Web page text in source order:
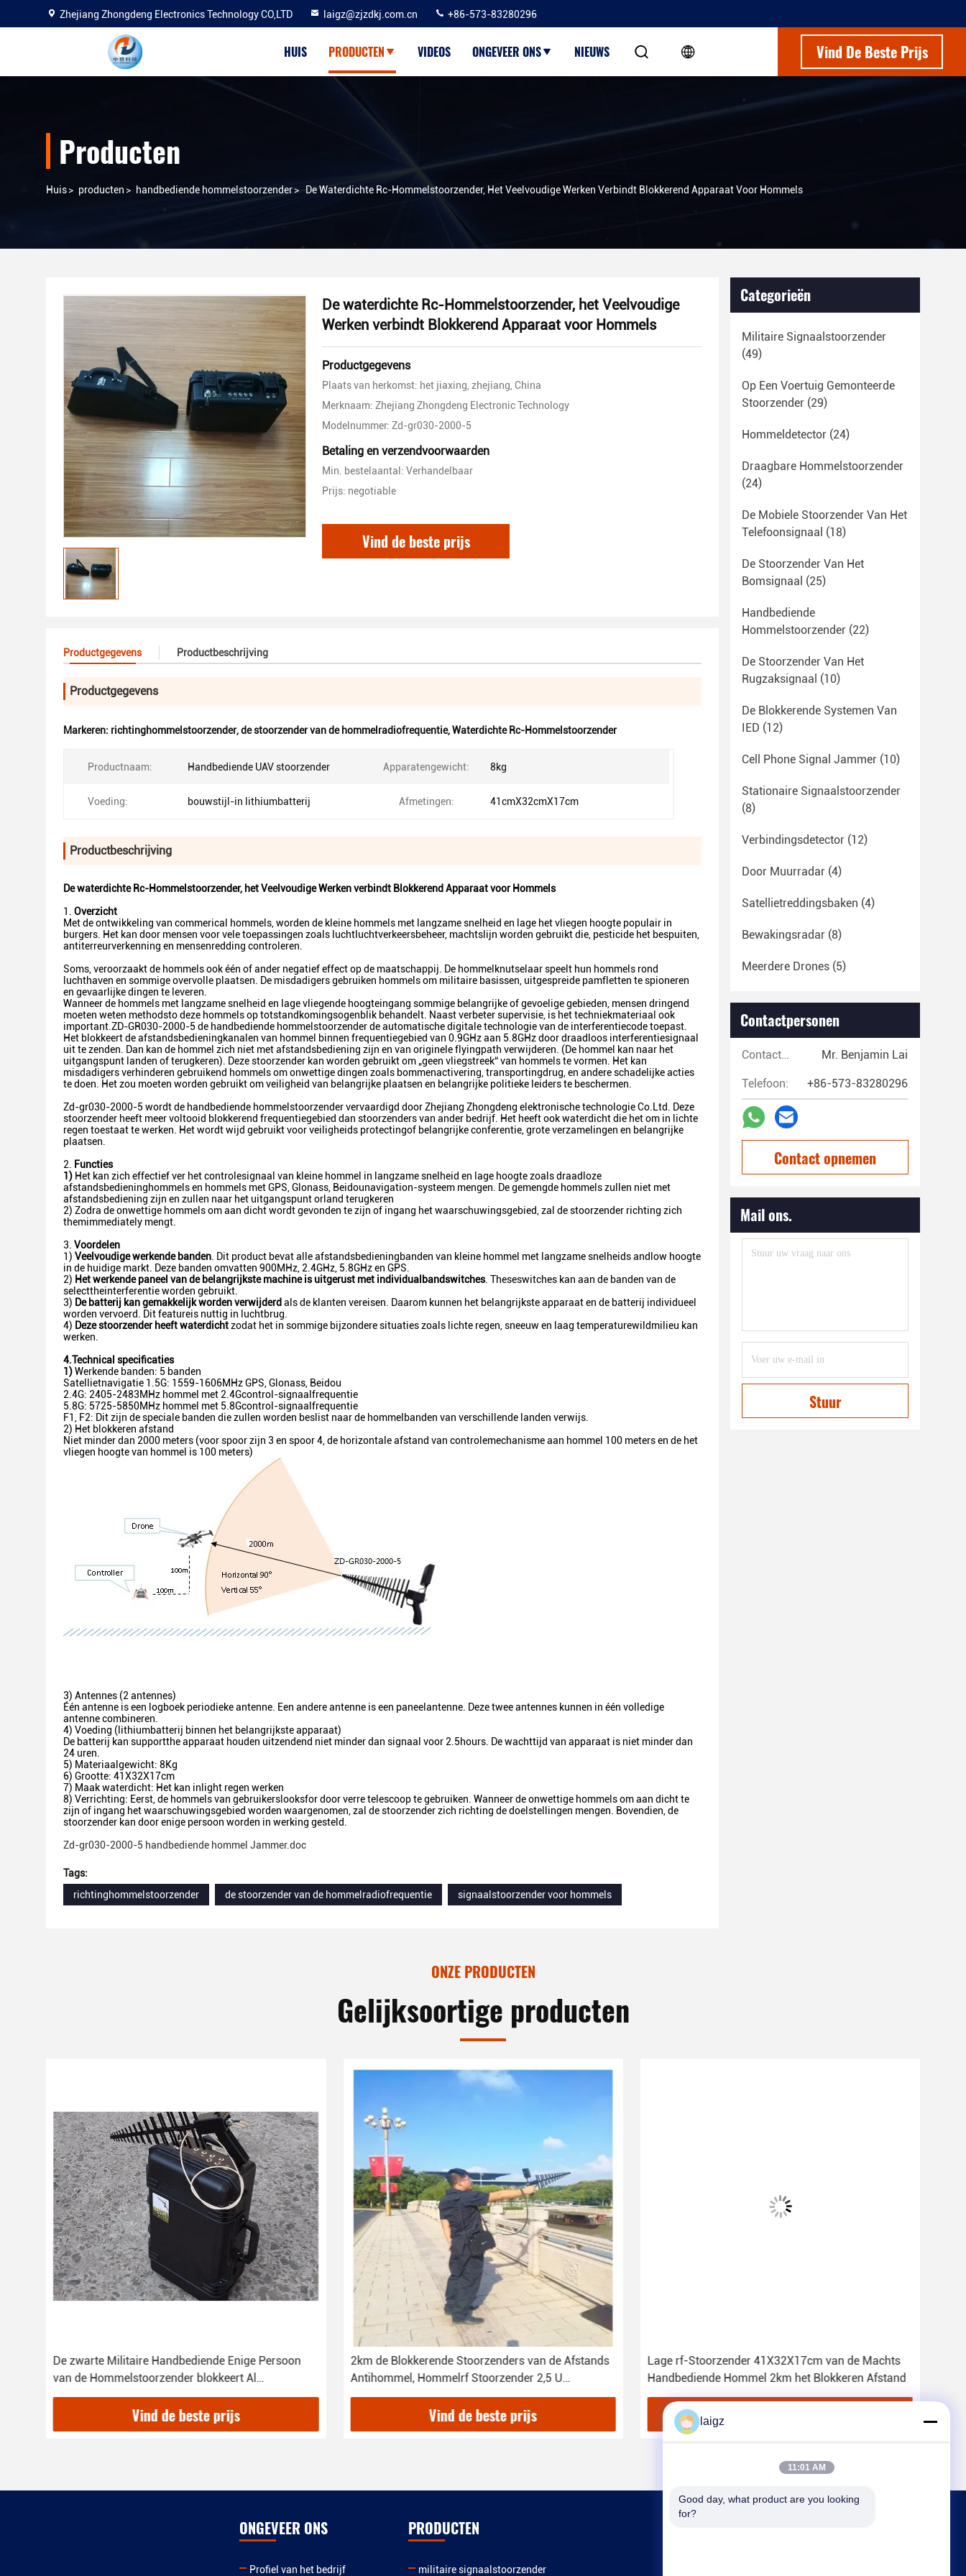
Zhejiang Zhongdeng Electronics Technology CO,LTD laigz@zjzdkj.com.cn +86-573-83280296
HUIS PRODUCTEN VIDEOS ONGEVEER ONS NIEUWS Vind De Beste Prijs
Producten
Huis> producten > handbediende hommelstoorzender> De Waterdichte Rc-Hommelstoorzender, Het Veelvoudige Werken Verbindt Blokkerend Apparaat Voor Hommels
De waterdichte Rc-Hommelstoorzender, het Veelvoudige
Werken verbindt Blokkerend Apparaat voor Hommels
Productgegevens
Plaats van herkomst: het jiaxing, zhejiang, China
Merknaam: Zhejiang Zhongdeng Electronic Technology
Modelnummer: Zd-gr030-2000-5
Betaling en verzendvoorwaarden
Min. bestelaantal: Verhandelbaar
Prijs: negotiable
Vind de beste prijs
Productgegevens Productbeschrijving
Productgegevens
Markeren: richtinghommelstoorzender,de stoorzender van de hommelradiofrequentie,Waterdichte Rc-Hommelstoorzender
Productnaam: Handbediende UAV stoorzender Apparatengewicht: 8kg
Voeding: bouwstijl-in lithiumbatterij Afmetingen: 41cmX32cmX17cm
Productbeschrijving
De waterdichte Rc-Hommelstoorzender, het Veelvoudige Werken verbindt Blokkerend Apparaat voor Hommels
1. Overzicht
Met de ontwikkeling van commerical hommels, worden de kleine hommels met langzame snelheid en lage het vliegen hoogte populair in
burgers. Het kan door mensen voor vele toepassingen zoals luchtluchtverkeersbeheer, machtslijn worden gebruikt die, pesticide het bespuiten,
antiterreurverkenning en mensenredding controleren.
Soms, veroorzaakt de hommels ook één of ander negatief effect op de maatschappij. De hommelknutselaar speelt hun hommels rond
luchthaven en sommige overvolle plaatsen. De misdadigers gebruiken hommels om militaire basissen, uitgespreide pamfletten te spioneren
en gevaarlijke dingen te leveren.
Wanneer de hommels met langzame snelheid en lage vliegende hoogteingang sommige belangrijke of gevoelige gebieden, mensen dringend
moeten weten methodsto deze hommels op totstandkomingsogenblik behandelt. Naast verbeter supervisie, is het techniekmateriaal ook
important.ZD-GR030-2000-5 de handbediende hommelstoorzender de automatische digitale technologie van de interferentiecode toepast.
Het blokkeert de afstandsbedieningkanalen van hommel binnen frequentiegebied van 0.9GHz aan 5.8GHz door draadloos interferentiesignaal
uit te zenden. Dan kan de hommel zich niet met afstandsbediening zijn en van originele flyingpath verwijderen. (De hommel kan naar het
uitgangspunt landen of terugkeren). Deze stoorzender kan worden gebruikt om „geen vliegstreek“ van hommels te vormen. Het kan
misdadigers verhinderen gebruikend hommels om onwettige dingen zoals bommenactivering, transportingdrug, en andere schadelijke acties
te doen. Het zou moeten worden gebruikt om veiligheid van belangrijke plaatsen en belangrijke politieke leiders te beschermen.
Zd-gr030-2000-5 wordt de handbediende hommelstoorzender vervaardigd door Zhejiang Zhongdeng elektronische technologie Co.Ltd. Deze
stoorzender heeft meer voltooid blokkerend frequentiegebied dan stoorzenders van ander bedrijf. Het heeft ook waterdicht die het om in lichte
regen toestaat te werken. Het wordt wijd gebruikt voor veiligheids protectingof belangrijke conferentie, grote verzamelingen en belangrijke
plaatsen.
2. Functies
1) Het kan zich effectief ver het controlesignaal van kleine hommel in langzame snelheid en lage hoogte zoals draadloze
afstandsbedieninghommels en hommels met GPS, Glonass, Beidounavigation-systeem mengen. De gemengde hommels zullen niet met
afstandsbediening zijn en zullen naar het uitgangspunt orland terugkeren
2) Zodra de onwettige hommels om aan dicht wordt gevonden te zijn of ingang het waarschuwingsgebied, zal de stoorzender richting zich
themimmediately mengt.
3. Voordelen
1) Veelvoudige werkende banden. Dit product bevat alle afstandsbedieningbanden van kleine hommel met langzame snelheids andlow hoogte
in de huidige markt. Deze banden omvatten 900MHz, 2.4GHz, 5.8GHz en GPS.
2) Het werkende paneel van de belangrijkste machine is uitgerust met individualbandswitches. Theseswitches kan aan de banden van de
selecttheinterferentie worden gebruikt.
3) De batterij kan gemakkelijk worden verwijderd als de klanten vereisen. Daarom kunnen het belangrijkste apparaat en de batterij individueel
worden vervoerd. Dit featureis nuttig in luchtbrug.
4) Deze stoorzender heeft waterdichtzodat het in sommige bijzondere situaties zoals lichte regen, sneeuw en laag temperaturewildmilieu kan
werken.
4.Technical specificaties
1)Werkende banden: 5 banden
Satellietnavigatie 1.5G: 1559-1606MHz GPS, Glonass, Beidou
2.4G: 2405-2483MHz hommel met 2.4Gcontrol-signaalfrequentie
5.8G: 5725-5850MHz hommel met 5.8Gcontrol-signaalfrequentie
F1, F2: Dit zijn de speciale banden die zullen worden beslist naar de hommelbanden van verschillende landen verwijs.
2) Het blokkeren afstand
Niet minder dan 2000 meters (voor spoor zijn 3 en spoor 4, de horizontale afstand van controlemechanisme aan hommel 100 meters en de het
vliegen hoogte van hommel is 100 meters)
3) Antennes (2 antennes)
Één antenne is een logboek periodieke antenne. Een andere antenne is een paneelantenne. Deze twee antennes kunnen in één volledige
antenne combineren.
4) Voeding (lithiumbatterij binnen het belangrijkste apparaat)
De batterij kan supportthe apparaat houden uitzendend niet minder dan signaal voor 2.5hours. De wachttijd van apparaat is niet minder dan
24 uren.
5) Materiaalgewicht: 8Kg
6) Grootte: 41X32X17cm
7) Maak waterdicht: Het kan inlight regen werken
8) Verrichting: Eerst, de hommels van gebruikerslooksfor door verre telescoop te gebruiken. Wanneer de onwettige hommels om aan dicht te
zijn of ingang het waarschuwingsgebied worden waargenomen, zal de stoorzender zich richting de doelstellingen mengen. Bovendien, de
stoorzender kan door enige persoon worden in werking gesteld.
Zd-gr030-2000-5 handbediende hommel Jammer.doc
Tags:
richtinghommelstoorzender
de stoorzender van de hommelradiofrequentie signaalstoorzender voor hommels
Categorieën
Militaire Signaalstoorzender
(49)
Op Een Voertuig Gemonteerde
Stoorzender (29)
Hommeldetector (24)
Draagbare Hommelstoorzender
(24)
De Mobiele Stoorzender Van Het
Telefoonsignaal (18)
De Stoorzender Van Het
Bomsignaal (25)
Handbediende
Hommelstoorzender (22)
De Stoorzender Van Het
Rugzaksignaal (10)
De Blokkerende Systemen Van
IED (12)
Cell Phone Signal Jammer (10)
Stationaire Signaalstoorzender
(8)
Verbindingsdetector (12)
Door Muurradar (4)
Satellietreddingsbaken (4)
Bewakingsradar (8)
Meerdere Drones (5)
Contactpersonen
Contactpersonen: Mr. Benjamin Lai
Telefoon: +86-573-83280296
Contact opnemen
Mail ons.
Stuur
ONZE PRODUCTEN
Gelijksoortige producten
De zwarte Militaire Handbediende Enige Persoon
van de Hommelstoorzender blokkeert Al
Hommelfrequentie
Vind de beste prijs
2km de Blokkerende Stoorzenders van de Afstands
Antihommel, Hommelrf Stoorzender 2,5 U
Werktijden
Vind de beste prijs
Lage rf-Stoorzender 41X32X17cm van de Machts
Handbediende Hommel 2km het Blokkeren Afstand
ONGEVEER ONS
Profiel van het bedrijf
PRODUCTEN
militaire signaalstoorzender
laigz
11:01 AM
Good day, what product are you looking
for?